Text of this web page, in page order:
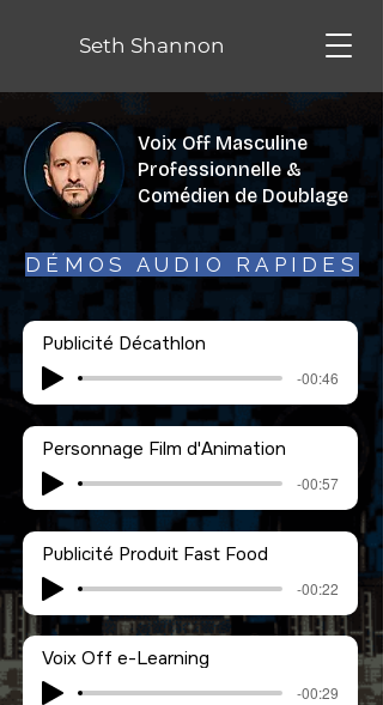
Seth Shannon
Voix Off Masculine
Professionnelle &
Comédien de Doublage
DÉMOS AUDIO RAPIDES
Publicité Décathlon
-00:46
Personnage Film d'Animation
-00:57
Publicité Produit Fast Food
-00:22
Voix Off e-Learning
-00:29